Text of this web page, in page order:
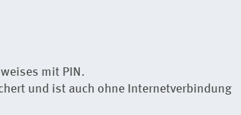
mit PIN.
und ist auch ohne Internetverbindung